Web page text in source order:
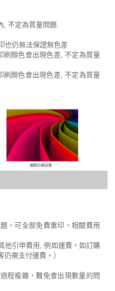
, 不定為質量問題.
也仍無法保證無色差
刷顏色會出現色差, 不定為質量
刷顏色會出現色差, 不定為質量
，可全部免費重印，相關費用
他引申費用, 例如運費。如訂購
仍需支付運費。）
程複雜，難免會出現數量的問